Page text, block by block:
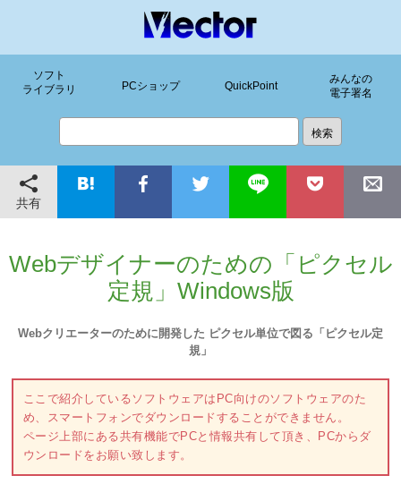
ソフト
ライブラリ
PCショップ QuickPoint
みんなの
電子署名
共有
Webデザイナーのための「ピクセル
定規」Windows版
Webクリエーターのために開発した ピクセル単位で図る「ピクセル定
規」
ここで紹介しているソフトウェアはPC向けのソフトウェアのた
め、スマートフォンでダウンロードすることができません。
ページ上部にある共有機能でPCと情報共有して頂き、PCからダ
ウンロードをお願い致します。